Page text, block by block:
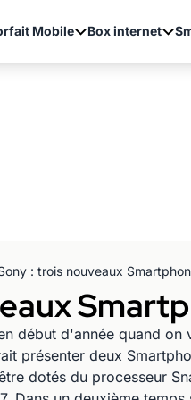
Mobile Box internet
début d'année quand
présenter deux
dotés du processeur